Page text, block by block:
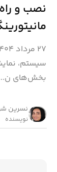
۲۷ مرداد ۱۴۰۴
سیستم،
بخش‌های
نسرین
نویسنده